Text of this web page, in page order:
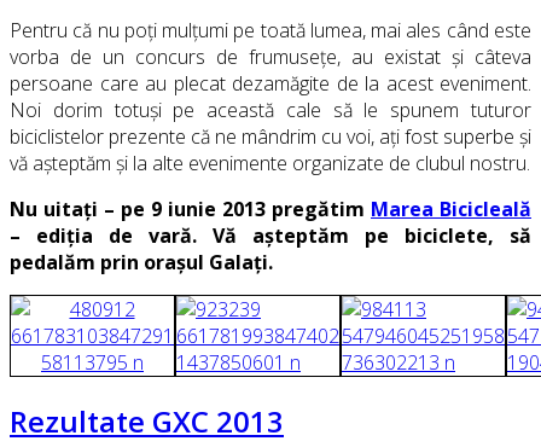
Pentru că nu poți mulțumi pe toată lumea, mai ales când este
vorba de un concurs de frumusețe, au existat și câteva
persoane care au plecat dezamăgite de la acest eveniment.
Noi dorim totuși pe această cale să le spunem tuturor
biciclistelor prezente că ne mândrim cu voi, ați fost superbe și
vă așteptăm și la alte evenimente organizate de clubul nostru.
Nu uitați – pe 9 iunie 2013 pregătim Marea Bicicleală
– ediția de vară. Vă așteptăm pe biciclete, să
pedalăm prin orașul Galați.
Rezultate GXC 2013